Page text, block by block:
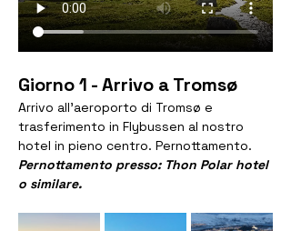
Giorno 1 - Arrivo a Tromsø
Arrivo all’aeroporto di Tromsø e
trasferimento in Flybussen al nostro
hotel in pieno centro. Pernottamento.
Pernottamento presso: Thon Polar hotel
o similare.